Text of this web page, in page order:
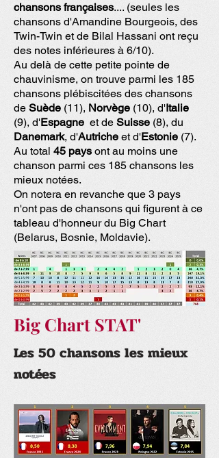
chansons françaises.... (seules les
chansons d'Amandine Bourgeois, des
Twin-Twin et de Bilal Hassani ont reçu
des notes inférieures à 6/10).
Au delà de cette petite pointe de
chauvinisme, on trouve parmi les 185
chansons plébiscitées des chansons
de Suède (11), Norvège (10), d'Italie
(9), d'Espagne et de Suisse (8), du
Danemark, d'Autriche et d'Estonie (7).
Au total 45 pays ont au moins une
chanson parmi ces 185 chansons les
mieux notées.
On notera en revanche que 3 pays
n'ont pas de chansons qui figurent à ce
tableau d'honneur du Big Chart
(Belarus, Bosnie, Moldavie).
Big Chart STAT'
Les 50 chansons les mieux
notées